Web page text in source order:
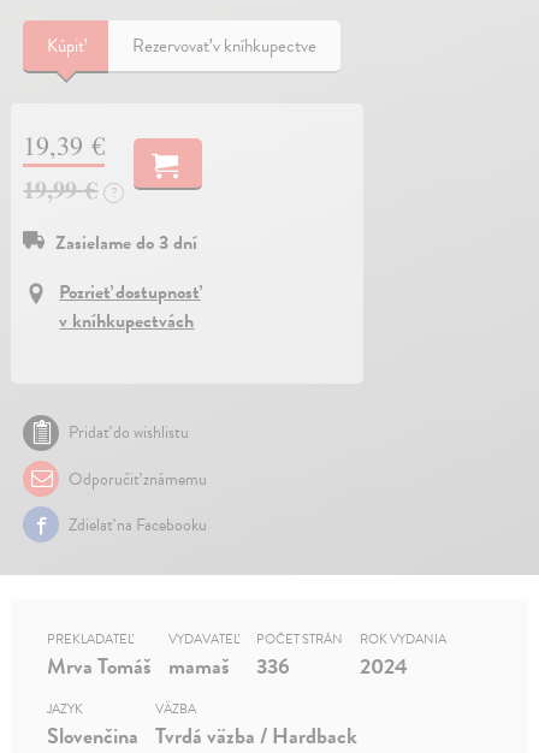
Kúpiť Rezervovať v kníhkupectve
19,39 €
19,99 €
?
Zasielame do 3 dní
Pozrieť dostupnosť
v kníhkupectvách
Pridať do wishlistu
Odporučiť známemu
Zdielať na Facebooku
PREKLADATEĽ
Mrva Tomáš
VYDAVATEĽ
mamaš
POČET STRÁN
336
ROK VYDANIA
2024
JAZYK
Slovenčina
VÄZBA
Tvrdá väzba / Hardback